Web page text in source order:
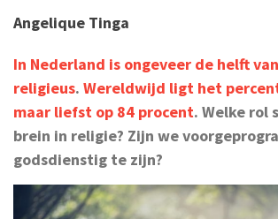
Angelique Tinga
In Nederland is ongeveer de helft
religieus. Wereldwijd ligt het
maar liefst op 84 procent. Welke rol
brein in religie? Zijn we
godsdienstig te zijn?